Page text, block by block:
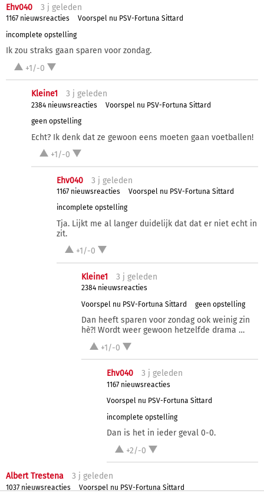
Ehv040 3 j geleden
1167 nieuwsreacties
Voorspel nu PSV-Fortuna Sittard
incomplete opstelling
Ik zou straks gaan sparen voor zondag.
+1/-0
Kleine1 3 j geleden
2384 nieuwsreacties
Voorspel nu PSV-Fortuna Sittard
geen opstelling
Echt? Ik denk dat ze gewoon eens moeten gaan voetballen!
+1/-0
Ehv040 3 j geleden
1167 nieuwsreacties
Voorspel nu PSV-Fortuna Sittard
incomplete opstelling
Tja. Lijkt me al langer duidelijk dat dat er niet echt in
zit.
+1/-0
Kleine1 3 j geleden
2384 nieuwsreacties
Voorspel nu PSV-Fortuna Sittard
geen opstelling
Dan heeft sparen voor zondag ook weinig zin
hè?! Wordt weer gewoon hetzelfde drama …
+1/-0
Ehv040 3 j geleden
1167 nieuwsreacties
Voorspel nu PSV-Fortuna Sittard
incomplete opstelling
Dan is het in ieder geval 0-0.
+2/-0
Albert Trestena 3 j geleden
1037 nieuwsreacties Voorspel nu PSV-Fortuna Sittard